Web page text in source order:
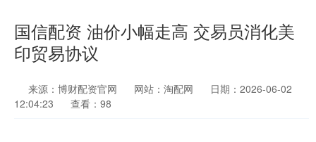
国信配资 油价小幅走高 交易员消化美
印贸易协议
来源：博财配资官网 网站：淘配网
日期：2026-06-02
12:04:23
查看：98